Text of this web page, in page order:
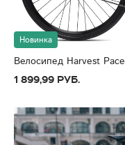
Новинка
Велосипед Harvest
1 899,99 руб.